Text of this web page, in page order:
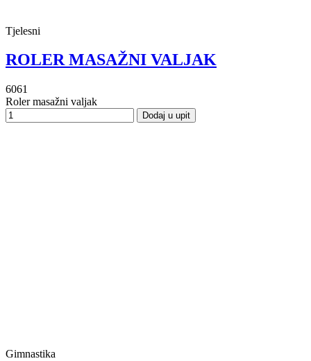
Tjelesni
ROLER MASAŽNI VALJAK
6061
Roler masažni valjak
Dodaj u upit
Gimnastika